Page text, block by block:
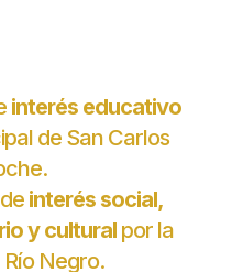
interés educativo
de San Carlos
interés social,
y culturalpor la
Negro.